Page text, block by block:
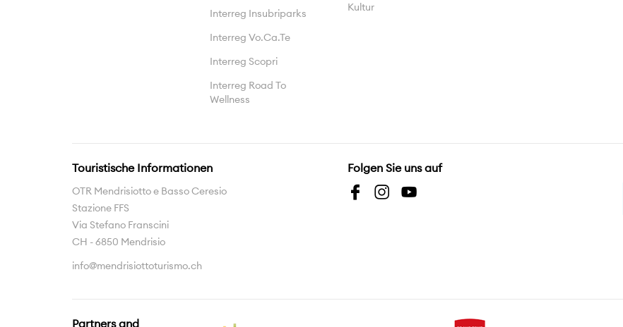
Interreg Insubriparks
Interreg Vo.Ca.Te
Interreg Scopri
Interreg Road To
Wellness
Kultur
Touristische Informationen
OTR Mendrisiotto e Basso Ceresio
Stazione FFS
Via Stefano Franscini
CH - 6850 Mendrisio
info@mendrisiottoturismo.ch
Folgen Sie uns auf
Partners and